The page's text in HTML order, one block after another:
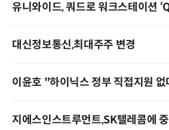
유니와이드, 쿼드로 워크스테이션
대신정보통신,최대주주 변경
이윤호 "하이닉스 정부 직접지원
지에스인스트루먼트,SK텔레콤에